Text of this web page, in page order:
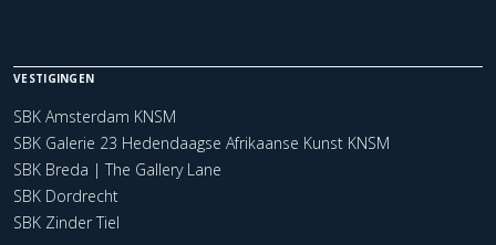
VESTIGINGEN
SBK Amsterdam KNSM
SBK Galerie 23 Hedendaagse Afrikaanse Kunst KNSM
SBK Breda | The Gallery Lane
SBK Dordrecht
SBK Zinder Tiel